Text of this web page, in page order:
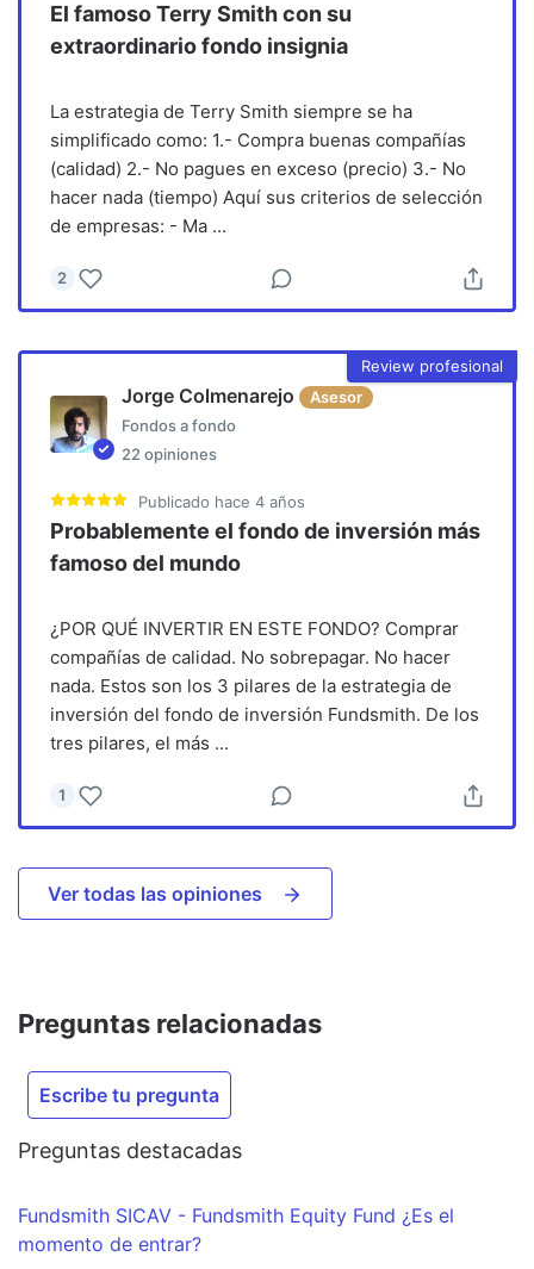
El famoso Terry Smith con su
extraordinario fondo insignia
La estrategia de Terry Smith siempre se ha
simplificado como: 1.- Compra buenas compañías
(calidad) 2.- No pagues en exceso (precio) 3.- No
hacer nada (tiempo) Aquí sus criterios de selección
de empresas: - Ma...
2
Review profesional
Jorge Colmenarejo
Asesor
Fondos a fondo
22 opiniones
Publicado hace 4 años
Probablemente el fondo de inversión más
famoso del mundo
¿POR QUÉ INVERTIR EN ESTE FONDO? Comprar
compañías de calidad. No sobrepagar. No hacer
nada. Estos son los 3 pilares de la estrategia de
inversión del fondo de inversión Fundsmith. De los
tres pilares, el más ...
1
Ver todas las opiniones
Preguntas relacionadas
Escribe tu pregunta
Preguntas destacadas
Fundsmith SICAV - Fundsmith Equity Fund ¿Es el
momento de entrar?